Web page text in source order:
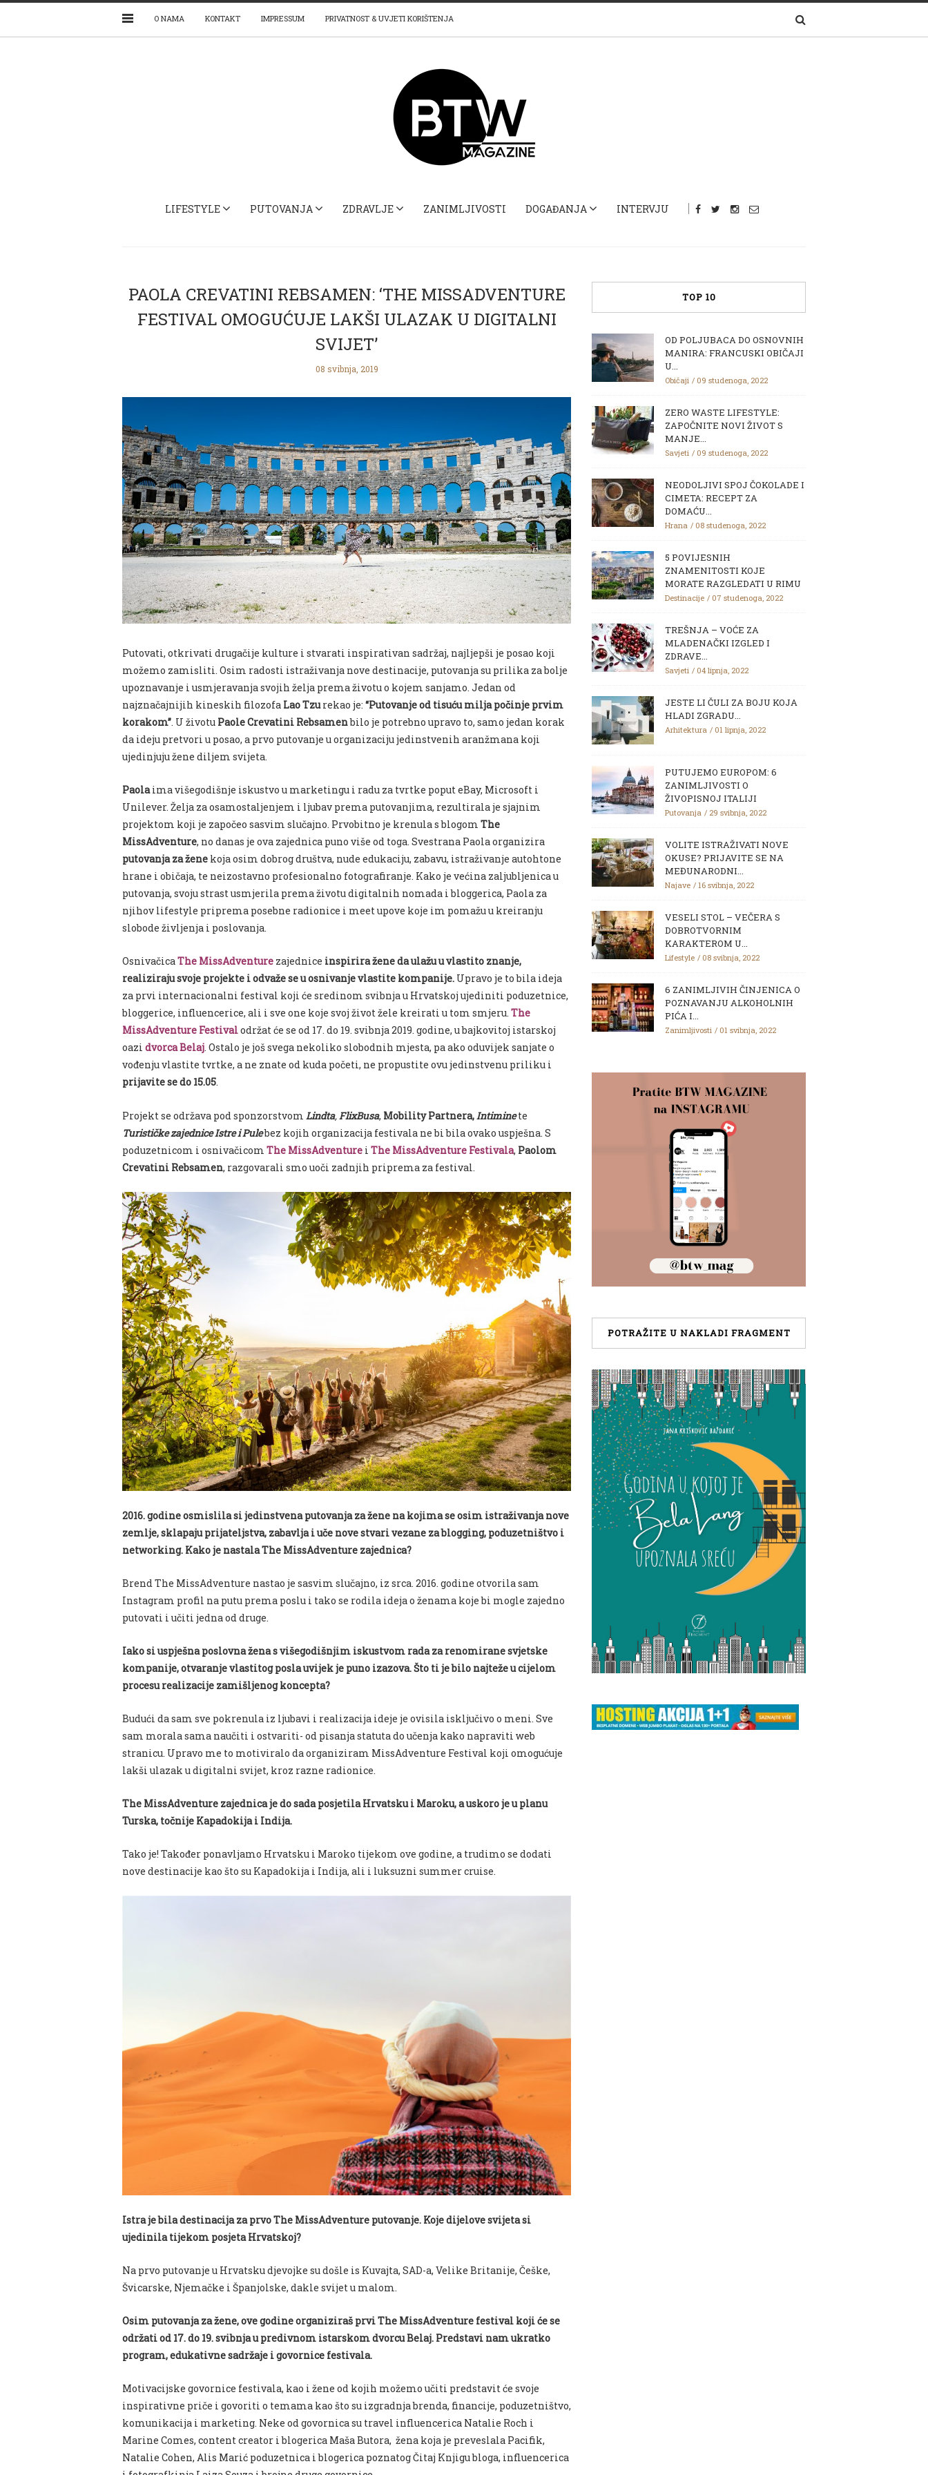
O NAMA KONTAKT IMPRESSUM PRIVATNOST & UVJETI KORIŠTENJA
LIFESTYLE PUTOVANJA ZDRAVLJE ZANIMLJIVOSTI DOGAĐANJA INTERVJU
PAOLA CREVATINI REBSAMEN: ‘THE MISSADVENTURE
FESTIVAL OMOGUĆUJE LAKŠI ULAZAK U DIGITALNI
SVIJET’
08 svibnja, 2019
Putovati, otkrivati drugačije kulture i stvarati inspirativan sadržaj, najljepši je posao koji
možemo zamisliti. Osim radosti istraživanja nove destinacije, putovanja su prilika za bolje
upoznavanje i usmjeravanja svojih želja prema životu o kojem sanjamo. Jedan od
najznačajnijih kineskih filozofa Lao Tzurekao je: “Putovanje od tisuću milja počinje prvim
korakom”. U životu Paole Crevatini Rebsamenbilo je potrebno upravo to, samo jedan korak
da ideju pretvori u posao, a prvo putovanje u organizaciju jedinstvenih aranžmana koji
ujedinjuju žene diljem svijeta.
Paolaima višegodišnje iskustvo u marketingu i radu za tvrtke poput eBay, Microsoft i
Unilever. Želja za osamostaljenjem i ljubav prema putovanjima, rezultirala je sjajnim
projektom koji je započeo sasvim slučajno. Prvobitno je krenula s blogom The
MissAdventure, no danas je ova zajednica puno više od toga. Svestrana Paola organizira
putovanja za žene koja osim dobrog društva, nude edukaciju, zabavu, istraživanje autohtone
hrane i običaja, te neizostavno profesionalno fotografiranje. Kako je većina zaljubljenica u
putovanja, svoju strast usmjerila prema životu digitalnih nomada i bloggerica, Paola za
njihov lifestyle priprema posebne radionice i meet upove koje im pomažu u kreiranju
slobode življenja i poslovanja.
OsnivačicaThe MissAdventure zajednice inspirira žene da ulažu u vlastito znanje,
realiziraju svoje projekte i odvaže se u osnivanje vlastite kompanije. Upravo je to bila ideja
za prvi internacionalni festival koji će sredinom svibnja u Hrvatskoj ujediniti poduzetnice,
bloggerice, influencerice, ali i sve one koje svoj život žele kreirati u tom smjeru. The
MissAdventure Festivalodržat će se od 17. do 19. svibnja 2019. godine, u bajkovitoj istarskoj
oazi dvorca Belaj. Ostalo je još svega nekoliko slobodnih mjesta, pa ako oduvijek sanjate o
vođenju vlastite tvrtke, a ne znate od kuda početi, ne propustite ovu jedinstvenu priliku i
prijavite se do 15.05.
Projekt se održava pod sponzorstvom Lindta, FlixBusa, Mobility Partnera, Intiminete
Turističke zajednice Istre i Pulebez kojih organizacija festivala ne bi bila ovako uspješna. S
poduzetnicom i osnivačicom The MissAdventure i The MissAdventure Festivala, Paolom
Crevatini Rebsamen, razgovarali smo uoči zadnjih priprema za festival.
2016. godine osmislila si jedinstvena putovanja za žene na kojima se osim istraživanja nove
zemlje, sklapaju prijateljstva, zabavlja i uče nove stvari vezane za blogging, poduzetništvo i
networking. Kako je nastala The MissAdventure zajednica?
Brend The MissAdventure nastao je sasvim slučajno, iz srca. 2016. godine otvorila sam
Instagram profil na putu prema poslu i tako se rodila ideja o ženama koje bi mogle zajedno
putovati i učiti jedna od druge.
Iako si uspješna poslovna žena s višegodišnjim iskustvom rada za renomirane svjetske
kompanije, otvaranje vlastitog posla uvijek je puno izazova. Što ti je bilo najteže u cijelom
procesu realizacije zamišljenog koncepta?
Budući da sam sve pokrenula iz ljubavi i realizacija ideje je ovisila isključivo o meni. Sve
sam morala sama naučiti i ostvariti- od pisanja statuta do učenja kako napraviti web
stranicu. Upravo me to motiviralo da organiziram MissAdventure Festival koji omogućuje
lakši ulazak u digitalni svijet, kroz razne radionice.
The MissAdventure zajednica je do sada posjetila Hrvatsku i Maroku, a uskoro je u planu
Turska, točnije Kapadokija i Indija.
Tako je! Također ponavljamo Hrvatsku i Maroko tijekom ove godine, a trudimo se dodati
nove destinacije kao što su Kapadokija i Indija, ali i luksuzni summer cruise.
Istra je bila destinacija za prvo The MissAdventure putovanje. Koje dijelove svijeta si
ujedinila tijekom posjeta Hrvatskoj?
Na prvo putovanje u Hrvatsku djevojke su došle is Kuvajta, SAD-a, Velike Britanije, Češke,
Švicarske, Njemačke i Španjolske, dakle svijet u malom.
Osim putovanja za žene, ove godine organiziraš prvi The MissAdventure festival koji će se
održati od 17. do 19. svibnja u predivnom istarskom dvorcu Belaj. Predstavi nam ukratko
program, edukativne sadržaje i govornice festivala.
Motivacijske govornice festivala, kao i žene od kojih možemo učiti predstavit će svoje
inspirativne priče i govoriti o temama kao što su izgradnja brenda, financije, poduzetništvo,
komunikacija i marketing. Neke od govornica su travel influencerica Natalie Roch i
Marine Comes, content creator i blogerica Maša Butora, žena koja je preveslala Pacifik,
Natalie Cohen, Alis Marić poduzetnica i blogerica poznatog Čitaj Knjigu bloga, influencerica
TOP 10
OD POLJUBACA DO OSNOVNIH
MANIRA: FRANCUSKI OBIČAJI
U...
Običaji 09 studenoga, 2022
ZERO WASTE LIFESTYLE:
ZAPOČNITE NOVI ŽIVOT S
MANJE...
Savjeti 09 studenoga, 2022
NEODOLJIVI SPOJ ČOKOLADE I
CIMETA: RECEPT ZA
DOMAĆU...
Hrana 08 studenoga, 2022
5 POVIJESNIH
ZNAMENITOSTI KOJE
MORATE RAZGLEDATI U RIMU
Destinacije 07 studenoga, 2022
TREŠNJA – VOĆE ZA
MLADENAČKI IZGLED I
ZDRAVE...
Savjeti 04 lipnja, 2022
JESTE LI ČULI ZA BOJU KOJA
HLADI ZGRADU...
Arhitektura 01 lipnja, 2022
PUTUJEMO EUROPOM: 6
ZANIMLJIVOSTI O
ŽIVOPISNOJ ITALIJI
Putovanja 29 svibnja, 2022
VOLITE ISTRAŽIVATI NOVE
OKUSE? PRIJAVITE SE NA
MEĐUNARODNI...
Najave 16 svibnja, 2022
VESELI STOL – VEČERA S
DOBROTVORNIM
KARAKTEROM U...
Lifestyle 08 svibnja, 2022
6 ZANIMLJIVIH ČINJENICA O
POZNAVANJU ALKOHOLNIH
PIĆA I...
Zanimljivosti 01 svibnja, 2022
POTRAŽITE U NAKLADI FRAGMENT